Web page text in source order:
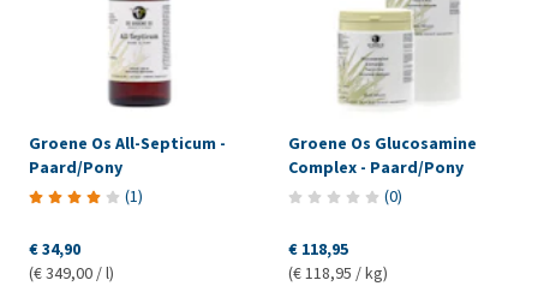
Groene Os All-Septicum -
Paard/Pony
(1)
€ 34,90
(€ 349,00 / l)
Groene Os Glucosamine
Complex - Paard/Pony
(0)
€ 118,95
(€ 118,95 / kg)